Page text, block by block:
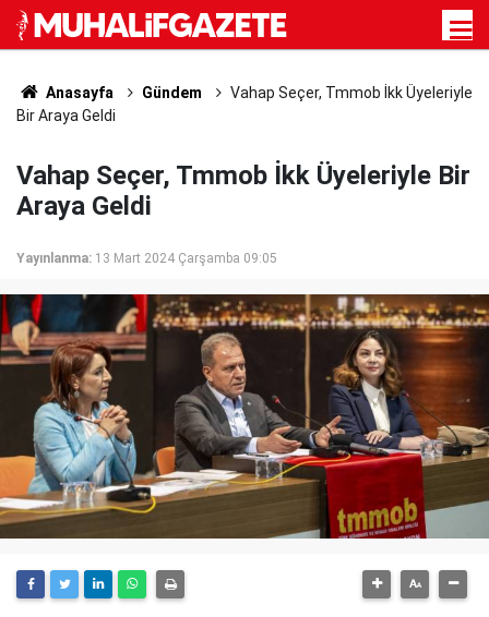
Anasayfa Gündem
Vahap Seçer, Tmmob İkk Üyeleriyle
Bir Araya Geldi
Vahap Seçer, Tmmob İkk Üyeleriyle Bir
Araya Geldi
Yayınlanma: 13 Mart 2024 Çarşamba 09:05